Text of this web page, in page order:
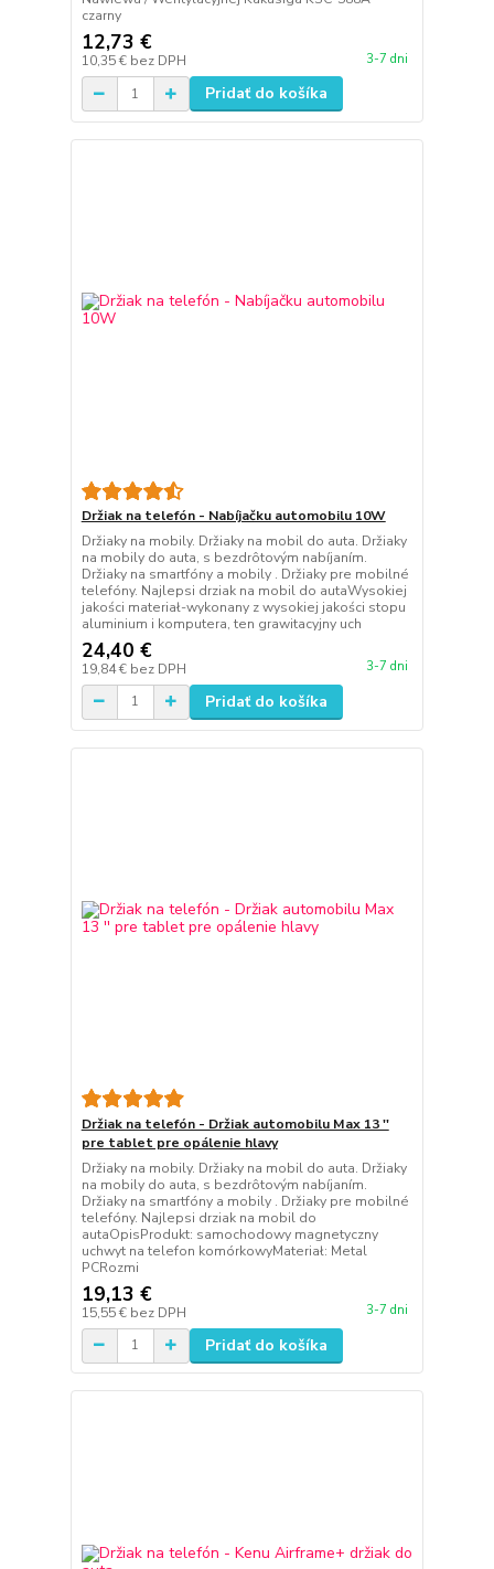
czarny
12,73 €
10,35 € bez DPH 3-7 dni
Pridať do košíka
Držiak na telefón - Nabíjačku automobilu 10W
Držiaky na mobily. Držiaky na mobil do auta. Držiaky
na mobily do auta, s bezdrôtovým nabíjaním.
Držiaky na smartfóny a mobily . Držiaky pre mobilné
telefóny. Najlepsi drziak na mobil do autaWysokiej
jakości materiał-wykonany z wysokiej jakości stopu
aluminium i komputera, ten grawitacyjny uch
24,40 €
19,84 € bez DPH 3-7 dni
Pridať do košíka
Držiak na telefón - Držiak automobilu Max 13 ''
pre tablet pre opálenie hlavy
Držiaky na mobily. Držiaky na mobil do auta. Držiaky
na mobily do auta, s bezdrôtovým nabíjaním.
Držiaky na smartfóny a mobily . Držiaky pre mobilné
telefóny. Najlepsi drziak na mobil do
autaOpisProdukt: samochodowy magnetyczny
uchwyt na telefon komórkowyMateriał: Metal
PCRozmi
19,13 €
15,55 € bez DPH 3-7 dni
Pridať do košíka